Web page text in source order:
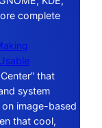
complete
that
system
image-based
that cool,